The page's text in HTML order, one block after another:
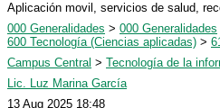
Aplicación movil, servicios de salud,
000 Generalidades > 000 Generalidades
600 Tecnología (Ciencias aplicadas) >
Campus Central > Tecnología de la
Lic. Luz Marina García
13 Aug 2025 18:48